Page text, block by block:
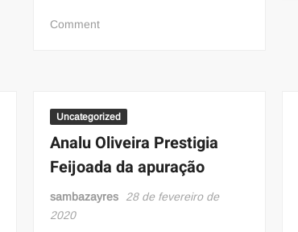
Commenton
Siri
de
Ramos,
Nanda
Marques
Uncategorized
Analu Oliveira Prestigia
Feijoada da apuração
sambazayres
28 de fevereiro de
2020